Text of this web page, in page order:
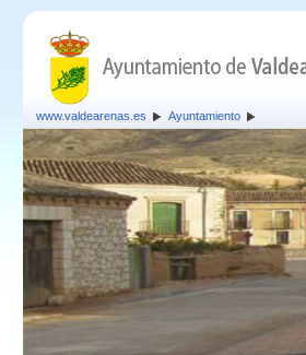
www.valdearenas.es Ayuntamiento